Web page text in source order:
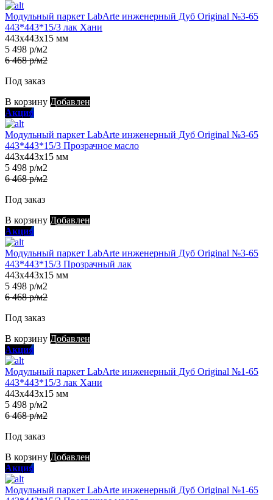
Модульный паркет LabArte инженерный Дуб Original №3-65
443*443*15/3 лак Хани
443х443х15 мм
5 498 р/м2
6 468 р/м2
Под заказ
В корзину Добавлен
Акция
Модульный паркет LabArte инженерный Дуб Original №3-65
443*443*15/3 Прозрачное масло
443х443х15 мм
5 498 р/м2
6 468 р/м2
Под заказ
В корзину Добавлен
Акция
Модульный паркет LabArte инженерный Дуб Original №3-65
443*443*15/3 Прозрачный лак
443х443х15 мм
5 498 р/м2
6 468 р/м2
Под заказ
В корзину Добавлен
Акция
Модульный паркет LabArte инженерный Дуб Original №1-65
443*443*15/3 лак Хани
443х443х15 мм
5 498 р/м2
6 468 р/м2
Под заказ
В корзину Добавлен
Акция
Модульный паркет LabArte инженерный Дуб Original №1-65